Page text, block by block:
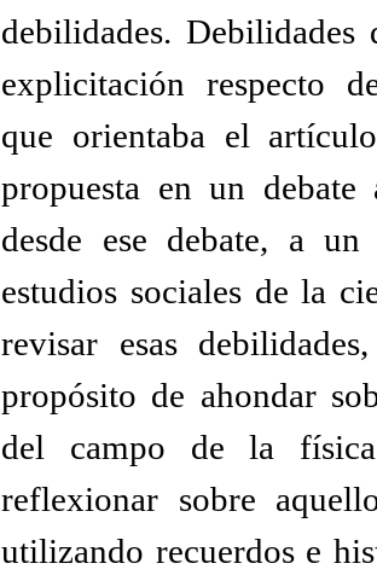
debilidades.
explicitación respecto
que orientaba el
propuesta en un
desde ese debate, a
estudios sociales de la
revisar esas
propósito de ahondar
del campo de la
reflexionar sobre
utilizando recuerdos e